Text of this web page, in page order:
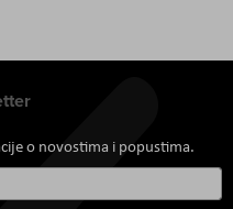
o novostima i popustima.